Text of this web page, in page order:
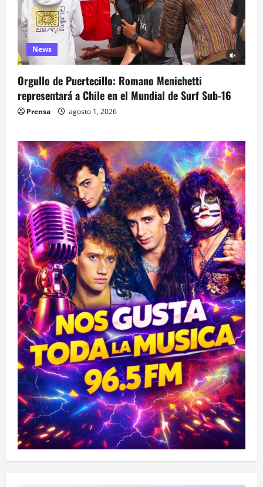
News
Orgullo de Puertecillo: Romano Menichetti
representará a Chile en el Mundial de Surf Sub-16
Prensa agosto 1, 2026